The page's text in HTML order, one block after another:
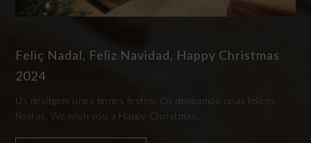
Feliç Nadal, Feliz Navidad, Happy Christmas
2024
Us desitgem unes bones festes. Os deseamos unas felices
fiestas. We wish you a Happy Christmas.